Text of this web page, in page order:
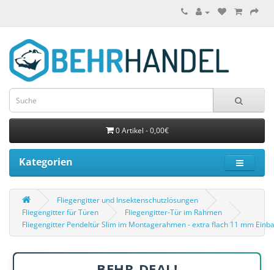
0 Artikel - 0,00€
Kategorien
Fliegengitter und Insektenschutzlösungen
Fliegengitter für Türen
Fliegengitter-Tür im Rahmen
Fliegengitter Pendeltür Slim im Montagerahmen - extra flach 11 mm